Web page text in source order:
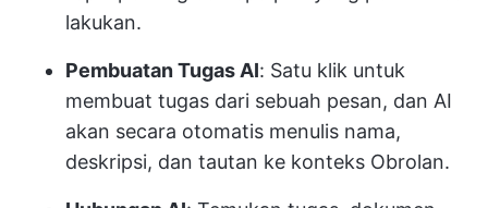
lakukan.
Pembuatan Tugas AI: Satu klik untuk
membuat tugas dari sebuah pesan, dan AI
akan secara otomatis menulis nama,
deskripsi, dan tautan ke konteks Obrolan.